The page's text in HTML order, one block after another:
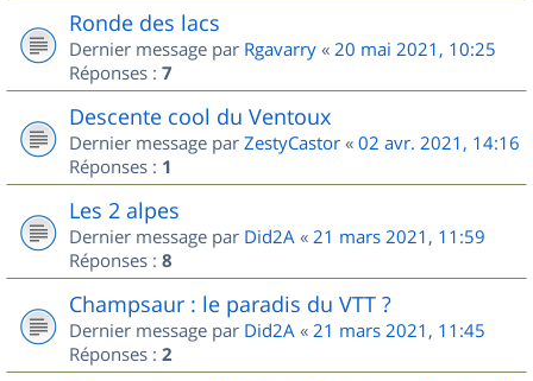
Ronde des lacs
Dernier message par Rgavarry « 20 mai 2021, 10:25
Réponses : 7
Descente cool du Ventoux
Dernier message par ZestyCastor « 02 avr. 2021, 14:16
Réponses : 1
Les 2 alpes
Dernier message par Did2A « 21 mars 2021, 11:59
Réponses : 8
Champsaur : le paradis du VTT ?
Dernier message par Did2A « 21 mars 2021, 11:45
Réponses : 2